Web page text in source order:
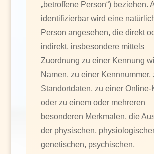
„betroffene Person“) beziehen.
identifizierbar wird eine
Person angesehen, die direkt
indirekt, insbesondere mittels
Zuordnung zu einer Kennung
Namen, zu einer Kennnummer,
Standortdaten, zu einer Online-
oder zu einem oder mehreren
besonderen Merkmalen, die
der physischen,
genetischen, psychischen,